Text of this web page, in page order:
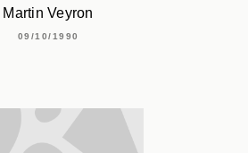
Martin Veyron
09/10/1990